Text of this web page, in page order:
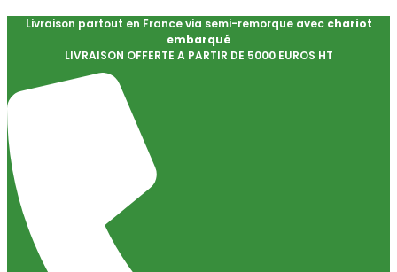
Livraison partout en France via semi-remorque avec chariot
embarqué
LIVRAISON OFFERTE A PARTIR DE 5000 EUROS HT